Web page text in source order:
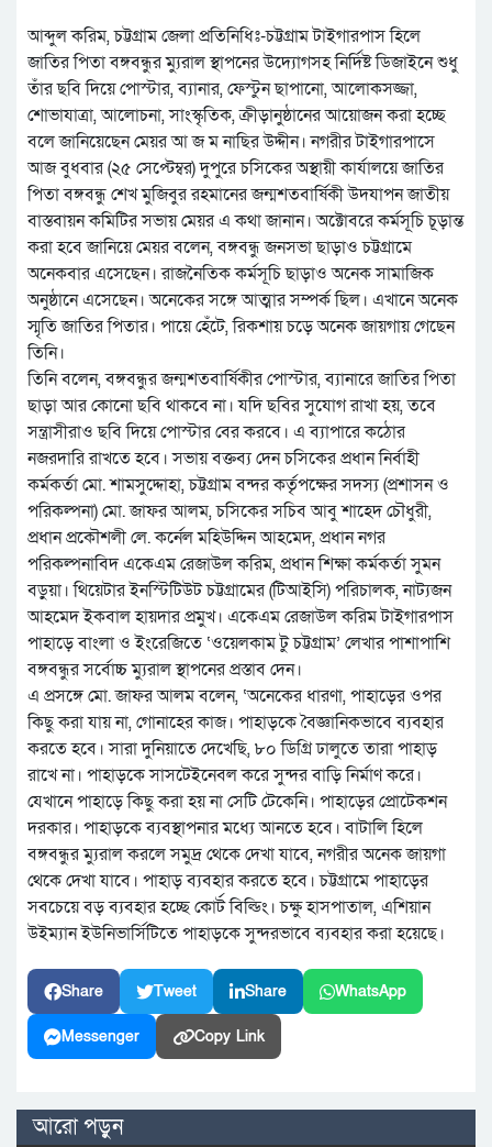
আব্দুল করিম, চট্টগ্রাম জেলা প্রতিনিধিঃ-চট্টগ্রাম টাইগারপাস হিলে
জাতির পিতা বঙ্গবন্ধুর ম্যুরাল স্থাপনের উদ্যোগসহ নির্দিষ্ট ডিজাইনে শুধু
তাঁর ছবি দিয়ে পোস্টার, ব্যানার, ফেস্টুন ছাপানো, আলোকসজ্জা,
শোভাযাত্রা, আলোচনা, সাংস্কৃতিক, ক্রীড়ানুষ্ঠানের আয়োজন করা হচ্ছে
বলে জানিয়েছেন মেয়র আ জ ম নাছির উদ্দীন। নগরীর টাইগারপাসে
আজ বুধবার (২৫ সেপ্টেম্বর) দুপুরে চসিকের অস্থায়ী কার্যালয়ে জাতির
পিতা বঙ্গবন্ধু শেখ মুজিবুর রহমানের জন্মশতবার্ষিকী উদযাপন জাতীয়
বাস্তবায়ন কমিটির সভায় মেয়র এ কথা জানান। অক্টোবরে কর্মসূচি চূড়ান্ত
করা হবে জানিয়ে মেয়র বলেন, বঙ্গবন্ধু জনসভা ছাড়াও চট্টগ্রামে
অনেকবার এসেছেন। রাজনৈতিক কর্মসূচি ছাড়াও অনেক সামাজিক
অনুষ্ঠানে এসেছেন। অনেকের সঙ্গে আত্মার সম্পর্ক ছিল। এখানে অনেক
স্মৃতি জাতির পিতার। পায়ে হেঁটে, রিকশায় চড়ে অনেক জায়গায় গেছেন
তিনি।
তিনি বলেন, বঙ্গবন্ধুর জন্মশতবার্ষিকীর পোস্টার, ব্যানারে জাতির পিতা
ছাড়া আর কোনো ছবি থাকবে না। যদি ছবির সুযোগ রাখা হয়, তবে
সন্ত্রাসীরাও ছবি দিয়ে পোস্টার বের করবে। এ ব্যাপারে কঠোর
নজরদারি রাখতে হবে। সভায় বক্তব্য দেন চসিকের প্রধান নির্বাহী
কর্মকর্তা মো. শামসুদ্দোহা, চট্টগ্রাম বন্দর কর্তৃপক্ষের সদস্য (প্রশাসন ও
পরিকল্পনা) মো. জাফর আলম, চসিকের সচিব আবু শাহেদ চৌধুরী,
প্রধান প্রকৌশলী লে. কর্নেল মহিউদ্দিন আহমেদ, প্রধান নগর
পরিকল্পনাবিদ একেএম রেজাউল করিম, প্রধান শিক্ষা কর্মকর্তা সুমন
বড়ুয়া। থিয়েটার ইনস্টিটিউট চট্টগ্রামের (টিআইসি) পরিচালক, নাট্যজন
আহমেদ ইকবাল হায়দার প্রমুখ। একেএম রেজাউল করিম টাইগারপাস
পাহাড়ে বাংলা ও ইংরেজিতে ‘ওয়েলকাম টু চট্টগ্রাম’ লেখার পাশাপাশি
বঙ্গবন্ধুর সর্বোচ্চ ম্যুরাল স্থাপনের প্রস্তাব দেন।
এ প্রসঙ্গে মো. জাফর আলম বলেন, ‘অনেকের ধারণা, পাহাড়ের ওপর
কিছু করা যায় না, গোনাহের কাজ। পাহাড়কে বৈজ্ঞানিকভাবে ব্যবহার
করতে হবে। সারা দুনিয়াতে দেখেছি, ৮০ ডিগ্রি ঢালুতে তারা পাহাড়
রাখে না। পাহাড়কে সাসটেইনেবল করে সুন্দর বাড়ি নির্মাণ করে।
যেখানে পাহাড়ে কিছু করা হয় না সেটি টেকেনি। পাহাড়ের প্রোটেকশন
দরকার। পাহাড়কে ব্যবস্থাপনার মধ্যে আনতে হবে। বাটালি হিলে
বঙ্গবন্ধুর ম্যুরাল করলে সমুদ্র থেকে দেখা যাবে, নগরীর অনেক জায়গা
থেকে দেখা যাবে। পাহাড় ব্যবহার করতে হবে। চট্টগ্রামে পাহাড়ের
সবচেয়ে বড় ব্যবহার হচ্ছে কোর্ট বিল্ডিং। চক্ষু হাসপাতাল, এশিয়ান
উইম্যান ইউনিভার্সিটিতে পাহাড়কে সুন্দরভাবে ব্যবহার করা হয়েছে।
Share Tweet Share WhatsApp
Messenger Copy Link
আরো পড়ুন